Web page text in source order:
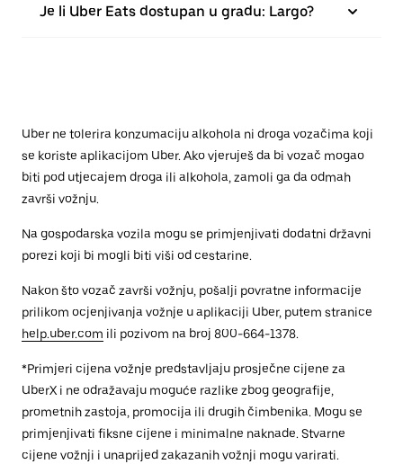
Je li Uber Eats dostupan u gradu: Largo?
Uber ne tolerira konzumaciju alkohola ni droga vozačima koji
se koriste aplikacijom Uber. Ako vjeruješ da bi vozač mogao
biti pod utjecajem droga ili alkohola, zamoli ga da odmah
završi vožnju.
Na gospodarska vozila mogu se primjenjivati dodatni državni
porezi koji bi mogli biti viši od cestarine.
Nakon što vozač završi vožnju, pošalji povratne informacije
prilikom ocjenjivanja vožnje u aplikaciji Uber, putem stranice
help.uber.com ili pozivom na broj 800-664-1378.
*Primjeri cijena vožnje predstavljaju prosječne cijene za
UberX i ne odražavaju moguće razlike zbog geografije,
prometnih zastoja, promocija ili drugih čimbenika. Mogu se
primjenjivati fiksne cijene i minimalne naknade. Stvarne
cijene vožnji i unaprijed zakazanih vožnji mogu varirati.